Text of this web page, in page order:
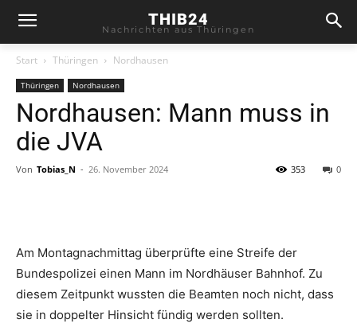
THIB24
Nachrichten aus Thüringen
Start Thüringen Nordhausen
Thüringen Nordhausen
Nordhausen: Mann muss in
die JVA
Von Tobias_N - 26. November 2024 0
353
Am Montagnachmittag überprüfte eine Streife der
Bundespolizei einen Mann im Nordhäuser Bahnhof. Zu
diesem Zeitpunkt wussten die Beamten noch nicht, dass
sie in doppelter Hinsicht fündig werden sollten.